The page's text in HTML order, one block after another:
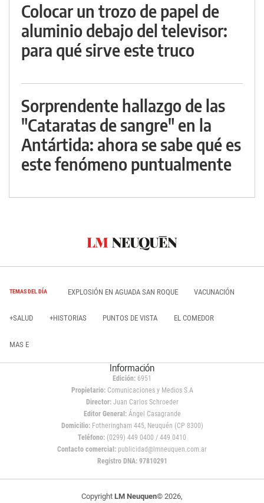
Colocar un trozo de papel de
aluminio debajo del televisor:
para qué sirve este truco
Sorprendente hallazgo de las
"Cataratas de sangre" en la
Antártida: ahora se sabe qué es
este fenómeno puntualmente
TEMAS DEL DÍA EXPLOSIÓN EN AGUADA SAN ROQUE VACUNACIÓN
+SALUD +HISTORIAS PUNTOS DE VISTA EL COMEDOR
MAS E
Información
Edición: 6951
Propietario:Comunicaciones y Medios S.A
Director: Juan Carlos Schroeder
Editor General:Ángel Casagrande
Domicilio:Fotheringham 445, Neuquén (CP 8300)
Teléfono: (0299) 449 0400 / 449 0410
Contacto comercial: publicidad@lmneuquen.com.ar
Registro DNA: 97810291
Copyright LM Neuquen© 2026,